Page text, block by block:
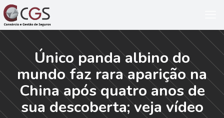
Único panda albino do
mundo faz rara aparição na
China após quatro anos de
sua descoberta; veja vídeo